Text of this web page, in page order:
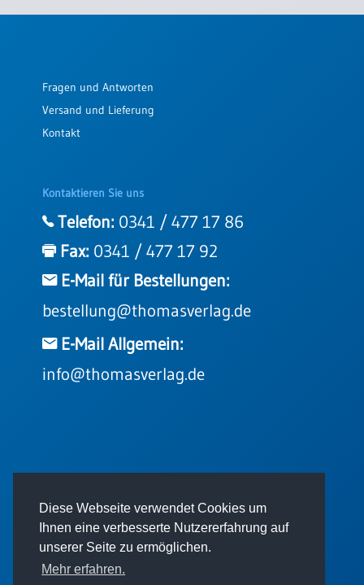
Diese Webseite verwendet Cookies um
Ihnen eine verbesserte Nutzererfahrung auf
unserer Seite zu ermöglichen.
Mehr erfahren.
Fragen und Antworten
Versand und Lieferung
Kontakt
Kontaktieren Sie uns
Telefon: 0341 / 477 17 86
Fax: 0341 / 477 17 92
E-Mail für Bestellungen:
bestellung@thomasverlag.de
E-Mail Allgemein:
info@thomasverlag.de